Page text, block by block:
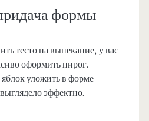
формы
тесто на выпекание, у вас
оформить пирог.
уложить в форме
эффектно.